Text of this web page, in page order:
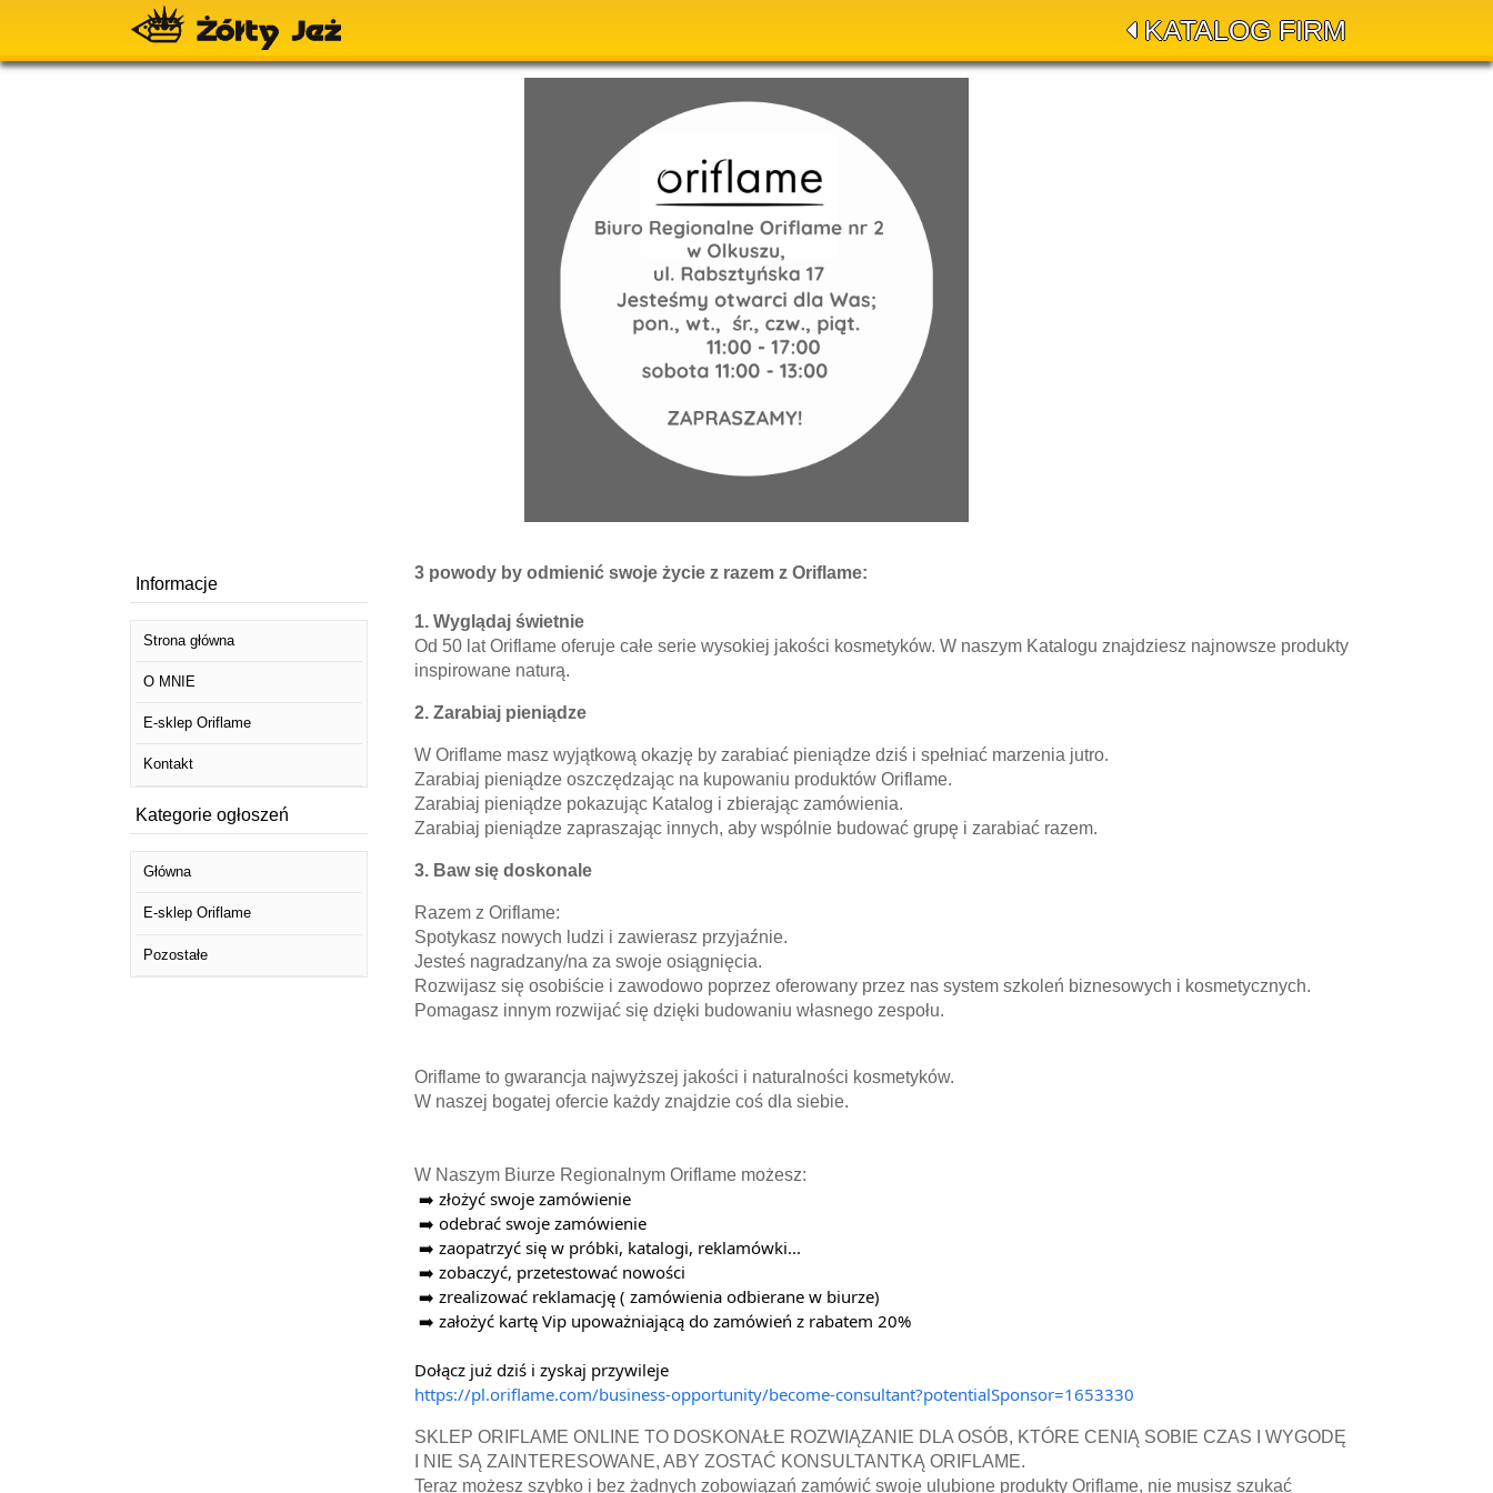
KATALOG FIRM
3 powody by odmienić swoje życie z razem z Oriflame:
1. Wyglądaj świetnie
Od 50 lat Oriflame oferuje całe serie wysokiej jakości kosmetyków. W naszym Katalogu znajdziesz najnowsze produkty
inspirowane naturą.
2. Zarabiaj pieniądze
W Oriflame masz wyjątkową okazję by zarabiać pieniądze dziś i spełniać marzenia jutro.
Zarabiaj pieniądze oszczędzając na kupowaniu produktów Oriflame.
Zarabiaj pieniądze pokazując Katalog i zbierając zamówienia.
Zarabiaj pieniądze zapraszając innych, aby wspólnie budować grupę i zarabiać razem.
3. Baw się doskonale
Razem z Oriflame:
Spotykasz nowych ludzi i zawierasz przyjaźnie.
Jesteś nagradzany/na za swoje osiągnięcia.
Rozwijasz się osobiście i zawodowo poprzez oferowany przez nas system szkoleń biznesowych i kosmetycznych.
Pomagasz innym rozwijać się dzięki budowaniu własnego zespołu.
Oriflame to gwarancja najwyższej jakości i naturalności kosmetyków.
W naszej bogatej ofercie każdy znajdzie coś dla siebie.
W Naszym Biurze Regionalnym Oriflame możesz:
➡️ złożyć swoje zamówienie
➡️ odebrać swoje zamówienie
➡️ zaopatrzyć się w próbki, katalogi, reklamówki...
➡️ zobaczyć, przetestować nowości
➡️ zrealizować reklamację ( zamówienia odbierane w biurze)
➡️ założyć kartę Vip upoważniającą do zamówień z rabatem 20%
Dołącz już dziś i zyskaj przywileje
https://pl.oriflame.com/business-opportunity/become-consultant?potentialSponsor=1653330
SKLEP ORIFLAME ONLINE TO DOSKONAŁE ROZWIĄZANIE DLA OSÓB, KTÓRE CENIĄ SOBIE CZAS I WYGODĘ
I NIE SĄ ZAINTERESOWANE, ABY ZOSTAĆ KONSULTANTKĄ ORIFLAME.
Teraz możesz szybko i bez żadnych zobowiązań zamówić swoje ulubione produkty Oriflame, nie musisz szukać
Informacje
Strona główna
O MNIE
E-sklep Oriflame
Kontakt
Kategorie ogłoszeń
Główna
E-sklep Oriflame
Pozostałe